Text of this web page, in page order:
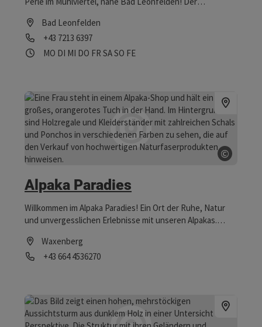
Panoramen und lädt in den wärmeren Monaten zu
unvergesslichen Momenten ein. Entdecken Sie die
Schönheit der Region – ein Erlebnis für Jung und Alt!
Bad Leonfelden
Telefon
+43 7213 6397
Öffnungszeiten
MO Montag geöffnet
DI Dienstag geöffnet
MI Mittwoch geöffnet
DO Donnerstag geöffnet
FR Freitag geöffnet
SASamstag geöffnet
SO Sonntag geöffnet
FEFeiertag geöffnet
©
Alpaka Paradies
Willkommen im Alpaka Paradies! Ein Ort der Ruhe, Natur
und unvergesslichen Erlebnisse mit unseren Alpakas.
unsere neuen Gruppen Angebote.
Waxenberg
Telefon
+43 664 4536270